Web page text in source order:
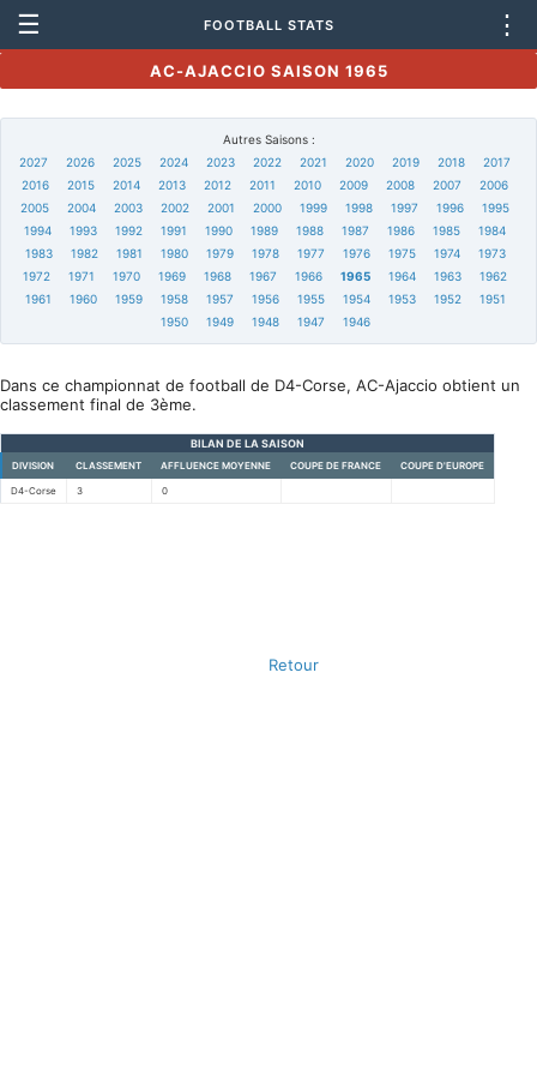
☰ FOOTBALL STATS ⋮
AC-AJACCIO SAISON 1965
Autres Saisons :
2027
2026 2025 2024 2023 2022 2021 2020 2019 2018
2017
2016
2015 2014 2013 2012 2011 2010 2009 2008 2007
2006
2005
2004 2003 2002 2001 2000 1999 1998 1997 1996
1995
1994
1993 1992 1991 1990 1989 1988 1987 1986 1985
1984
1983
1982 1981 1980 1979 1978 1977 1976 1975 1974
1973
1972
1971 1970 1969 1968 1967 1966 1965 1964 1963
1962
1961
1960 1959 1958 1957 1956 1955 1954 1953 1952
1951
1950
1949 1948 1947 1946
Dans ce championnat de football de D4-Corse, AC-Ajaccio obtient un
classement final de 3ème.
BILAN DE LA SAISON
DIVISION CLASSEMENT AFFLUENCE MOYENNE COUPE DE FRANCE COUPE D'EUROPE
D4-Corse 3 0
Retour